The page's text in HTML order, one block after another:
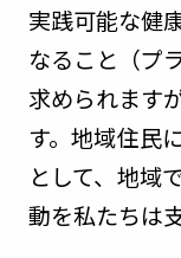
実践可能な健
なること（プ
求められます
す。地域住民
として、地域
動を私たちは